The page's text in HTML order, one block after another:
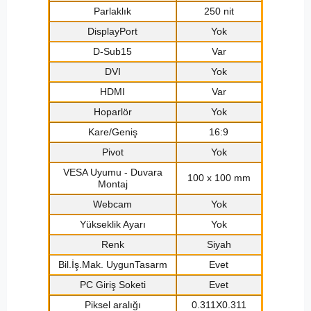
Parlaklık
250 nit
DisplayPort
Yok
D-Sub15
Var
DVI
Yok
HDMI
Var
Hoparlör
Yok
Kare/Geniş
16:9
Pivot
Yok
VESA Uyumu - Duvara
Montaj
100 x 100 mm
Webcam
Yok
Yükseklik Ayarı
Yok
Renk
Siyah
Bil.İş.Mak. UygunTasarm
Evet
PC Giriş Soketi
Evet
Piksel aralığı
0.311X0.311